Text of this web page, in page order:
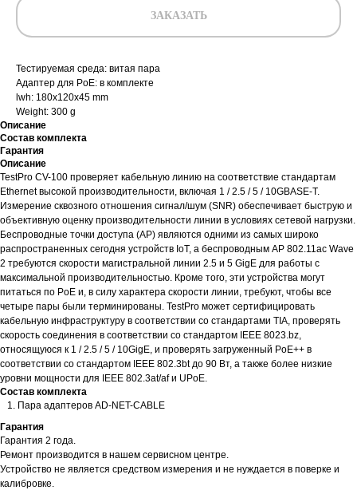
ЗАКАЗАТЬ
Тестируемая среда: витая пара
Адаптер для PoE: в комплекте
lwh: 180x120x45 mm
Weight: 300 g
Описание
Состав комплекта
Гарантия
Описание
TestPro CV-100 проверяет кабельную линию на соответствие стандартам
Ethernet высокой производительности, включая 1 / 2.5 / 5 / 10GBASE-T.
Измерение сквозного отношения сигнал/шум (SNR) обеспечивает быструю и
объективную оценку производительности линии в условиях сетевой нагрузки.
Беспроводные точки доступа (AP) являются одними из самых широко
распространенных сегодня устройств IoT, а беспроводным AP 802.11ac Wave
2 требуются скорости магистральной линии 2.5 и 5 GigE для работы с
максимальной производительностью. Кроме того, эти устройства могут
питаться по PoE и, в силу характера скорости линии, требуют, чтобы все
четыре пары были терминированы. TestPro может сертифицировать
кабельную инфраструктуру в соответствии со стандартами TIA, проверять
скорость соединения в соответствии со стандартом IEEE 8023.bz,
относящуюся к 1 / 2.5 / 5 / 10GigE, и проверять загруженный PoE++ в
соответствии со стандартом IEEE 802.3bt до 90 Вт, а также более низкие
уровни мощности для IEEE 802.3at/af и UPoE.
Состав комплекта
Пара адаптеров AD-NET-CABLE
Гарантия
Гарантия 2 года.
Ремонт производится в нашем сервисном центре.
Устройство не является средством измерения и не нуждается в поверке и
калибровке.